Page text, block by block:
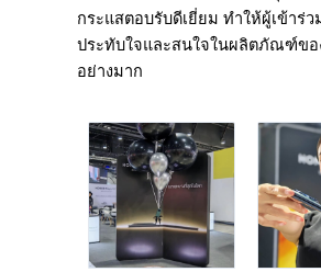
กระแสตอบรับดีเยี่ยม ทำให้ผู้เข้าร่ว
ประทับใจและสนใจในผลิตภัณฑ์ขอ
อย่างมาก